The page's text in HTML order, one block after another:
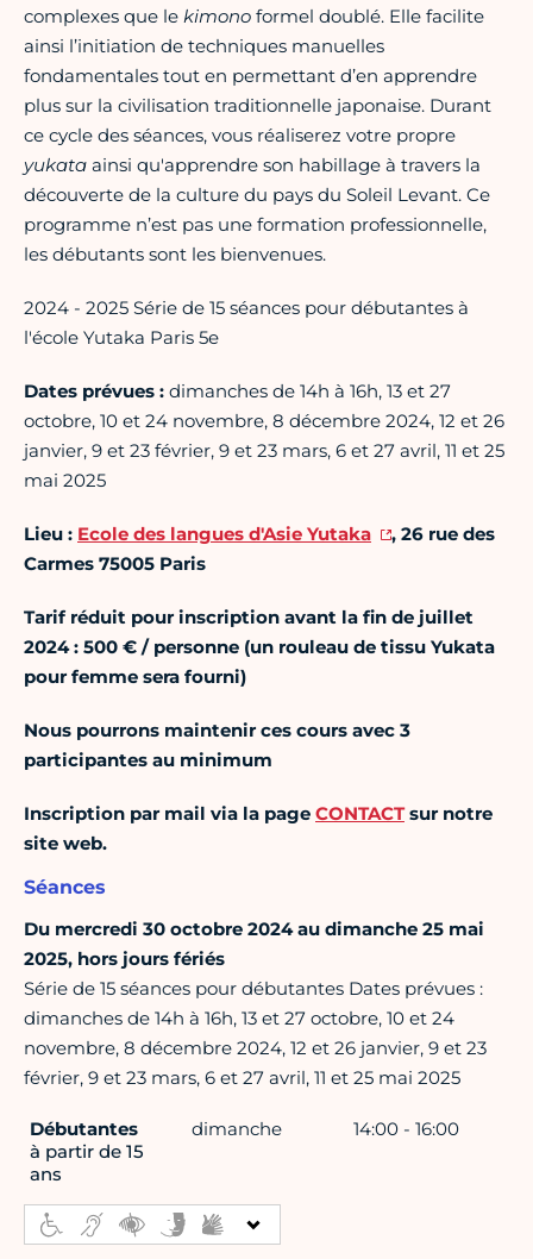
complexes que le kimono formel doublé. Elle facilite
ainsi l’initiation de techniques manuelles
fondamentales tout en permettant d’en apprendre
plus sur la civilisation traditionnelle japonaise. Durant
ce cycle des séances, vous réaliserez votre propre
yukata ainsi qu'apprendre son habillage à travers la
découverte de la culture du pays du Soleil Levant. Ce
programme n’est pas une formation professionnelle,
les débutants sont les bienvenues.
2024 - 2025 Série de 15 séances pour débutantes à
l'école Yutaka Paris 5e
Dates prévues : dimanches de 14h à 16h, 13 et 27
octobre, 10 et 24 novembre, 8 décembre 2024, 12 et 26
janvier, 9 et 23 février, 9 et 23 mars, 6 et 27 avril, 11 et 25
mai 2025
Lieu : Ecole des langues d'Asie Yutaka
, 26 rue des
Carmes 75005 Paris
Tarif réduit pour inscription avant la fin de juillet
2024 : 500 € / personne (un rouleau de tissu Yukata
pour femme sera fourni)
Nous pourrons maintenir ces cours avec 3
participantes au minimum
Inscription par mail via la page CONTACTsur notre
site web.
Séances
Du mercredi 30 octobre 2024 au dimanche 25 mai
2025, hors jours fériés
Série de 15 séances pour débutantes Dates prévues :
dimanches de 14h à 16h, 13 et 27 octobre, 10 et 24
novembre, 8 décembre 2024, 12 et 26 janvier, 9 et 23
février, 9 et 23 mars, 6 et 27 avril, 11 et 25 mai 2025
Débutantes
à partir de 15
ans
dimanche 14:00 - 16:00